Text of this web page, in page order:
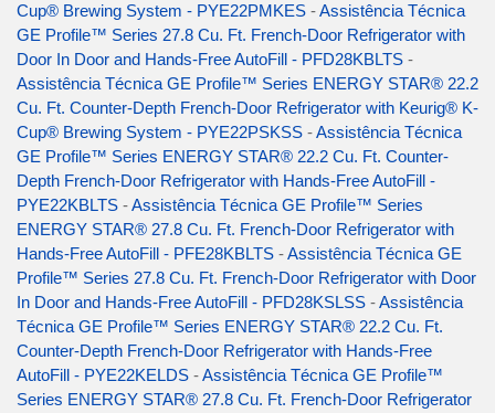
Cup® Brewing System - PYE22PMKES -Assistência Técnica
GE Profile™ Series 27.8 Cu. Ft. French-Door Refrigerator with
Door In Door and Hands-Free AutoFill - PFD28KBLTS -
Assistência Técnica GE Profile™ Series ENERGY STAR® 22.2
Cu. Ft. Counter-Depth French-Door Refrigerator with Keurig® K-
Cup® Brewing System - PYE22PSKSS -Assistência Técnica
GE Profile™ Series ENERGY STAR® 22.2 Cu. Ft. Counter-
Depth French-Door Refrigerator with Hands-Free AutoFill -
PYE22KBLTS -Assistência Técnica GE Profile™ Series
ENERGY STAR® 27.8 Cu. Ft. French-Door Refrigerator with
Hands-Free AutoFill - PFE28KBLTS -Assistência Técnica GE
Profile™ Series 27.8 Cu. Ft. French-Door Refrigerator with Door
In Door and Hands-Free AutoFill - PFD28KSLSS -Assistência
Técnica GE Profile™ Series ENERGY STAR® 22.2 Cu. Ft.
Counter-Depth French-Door Refrigerator with Hands-Free
AutoFill - PYE22KELDS -Assistência Técnica GE Profile™
Series ENERGY STAR® 27.8 Cu. Ft. French-Door Refrigerator